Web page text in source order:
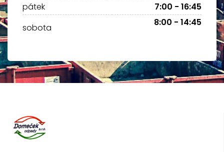
pátek
7:00 - 16:45
sobota
8:00 - 14:45